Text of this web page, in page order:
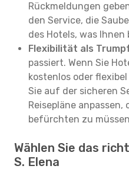
Rückmeldungen
den Service, die
des Hotels, was
Flexibilität als
passiert. Wenn Sie
kostenlos oder
Sie auf der sicheren
Reisepläne
befürchten zu
Wählen Sie das
S. Elena